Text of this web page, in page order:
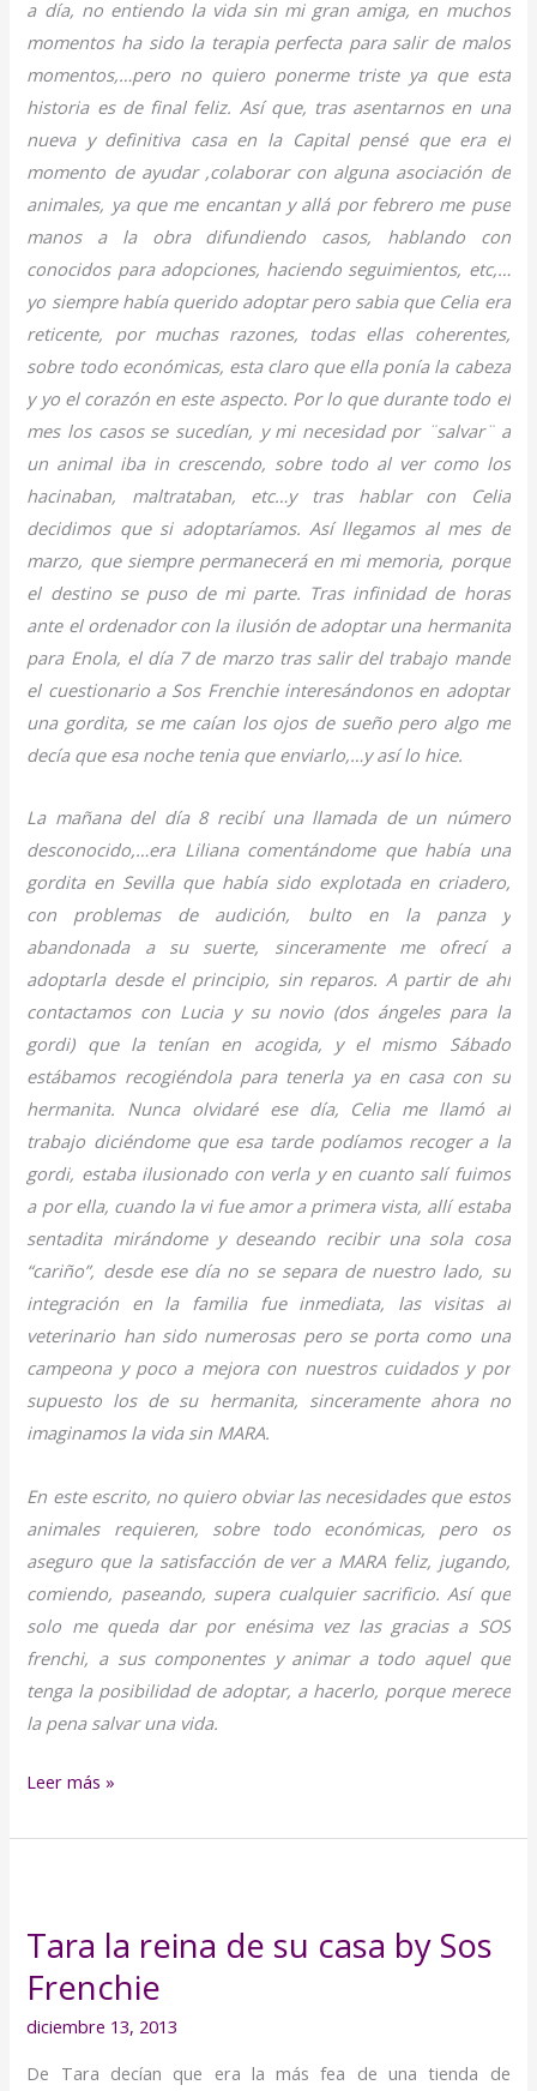
a día, no entiendo la vida sin mi gran amiga, en muchos
momentos ha sido la terapia perfecta para salir de malos
momentos,…pero no quiero ponerme triste ya que esta
historia es de final feliz. Así que, tras asentarnos en una
nueva y definitiva casa en la Capital pensé que era el
momento de ayudar ,colaborar con alguna asociación de
animales, ya que me encantan y allá por febrero me puse
manos a la obra difundiendo casos, hablando con
conocidos para adopciones, haciendo seguimientos, etc,…
yo siempre había querido adoptar pero sabia que Celia era
reticente, por muchas razones, todas ellas coherentes,
sobre todo económicas, esta claro que ella ponía la cabeza
y yo el corazón en este aspecto. Por lo que durante todo el
mes los casos se sucedían, y mi necesidad por ¨salvar¨ a
un animal iba in crescendo, sobre todo al ver como los
hacinaban, maltrataban, etc…y tras hablar con Celia
decidimos que si adoptaríamos. Así llegamos al mes de
marzo, que siempre permanecerá en mi memoria, porque
el destino se puso de mi parte. Tras infinidad de horas
ante el ordenador con la ilusión de adoptar una hermanita
para Enola, el día 7 de marzo tras salir del trabajo mande
el cuestionario a Sos Frenchie interesándonos en adoptar
una gordita, se me caían los ojos de sueño pero algo me
decía que esa noche tenia que enviarlo,…y así lo hice.
La mañana del día 8 recibí una llamada de un número
desconocido,…era Liliana comentándome que había una
gordita en Sevilla que había sido explotada en criadero,
con problemas de audición, bulto en la panza y
abandonada a su suerte, sinceramente me ofrecí a
adoptarla desde el principio, sin reparos. A partir de ahí
contactamos con Lucia y su novio (dos ángeles para la
gordi) que la tenían en acogida, y el mismo Sábado
estábamos recogiéndola para tenerla ya en casa con su
hermanita. Nunca olvidaré ese día, Celia me llamó al
trabajo diciéndome que esa tarde podíamos recoger a la
gordi, estaba ilusionado con verla y en cuanto salí fuimos
a por ella, cuando la vi fue amor a primera vista, allí estaba
sentadita mirándome y deseando recibir una sola cosa
“cariño”, desde ese día no se separa de nuestro lado, su
integración en la familia fue inmediata, las visitas al
veterinario han sido numerosas pero se porta como una
campeona y poco a mejora con nuestros cuidados y por
supuesto los de su hermanita, sinceramente ahora no
imaginamos la vida sin MARA.
En este escrito, no quiero obviar las necesidades que estos
animales requieren, sobre todo económicas, pero os
aseguro que la satisfacción de ver a MARA feliz, jugando,
comiendo, paseando, supera cualquier sacrificio. Así que
solo me queda dar por enésima vez las gracias a SOS
frenchi, a sus componentes y animar a todo aquel que
tenga la posibilidad de adoptar, a hacerlo, porque merece
la pena salvar una vida.
Leer más »
Tara la reina de su casa by Sos
Frenchie
diciembre 13, 2013
De Tara decían que era la más fea de una tienda de
reina
de
casa
by